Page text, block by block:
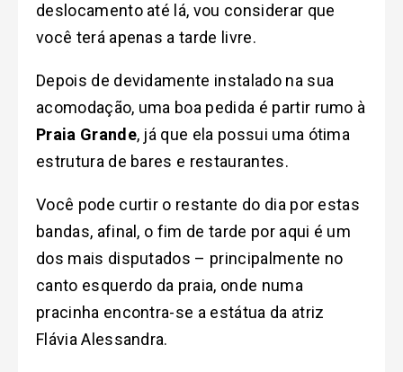
deslocamento até lá, vou considerar que
você terá apenas a tarde livre.
Depois de devidamente instalado na sua
acomodação, uma boa pedida é partir rumo à
Praia Grande, já que ela possui uma ótima
estrutura de bares e restaurantes.
Você pode curtir o restante do dia por estas
bandas, afinal, o fim de tarde por aqui é um
dos mais disputados – principalmente no
canto esquerdo da praia, onde numa
pracinha encontra-se a estátua da atriz
Flávia Alessandra.